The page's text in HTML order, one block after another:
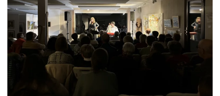
Read more